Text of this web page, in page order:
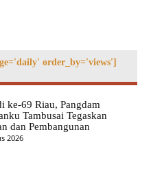
order_by='views']
ke-69 Riau, Pangdam
Tambusai Tegaskan
dan Pembangunan
2026